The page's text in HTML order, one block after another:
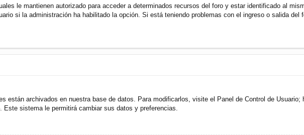
le mantienen autorizado para acceder a determinados recursos del foro y estar identificado al
si la administración ha habilitado la opción. Si está teniendo problemas con el ingreso o salida del
están archivados en nuestra base de datos. Para modificarlos, visite el Panel de Control de Usuario;
sistema le permitirá cambiar sus datos y preferencias.